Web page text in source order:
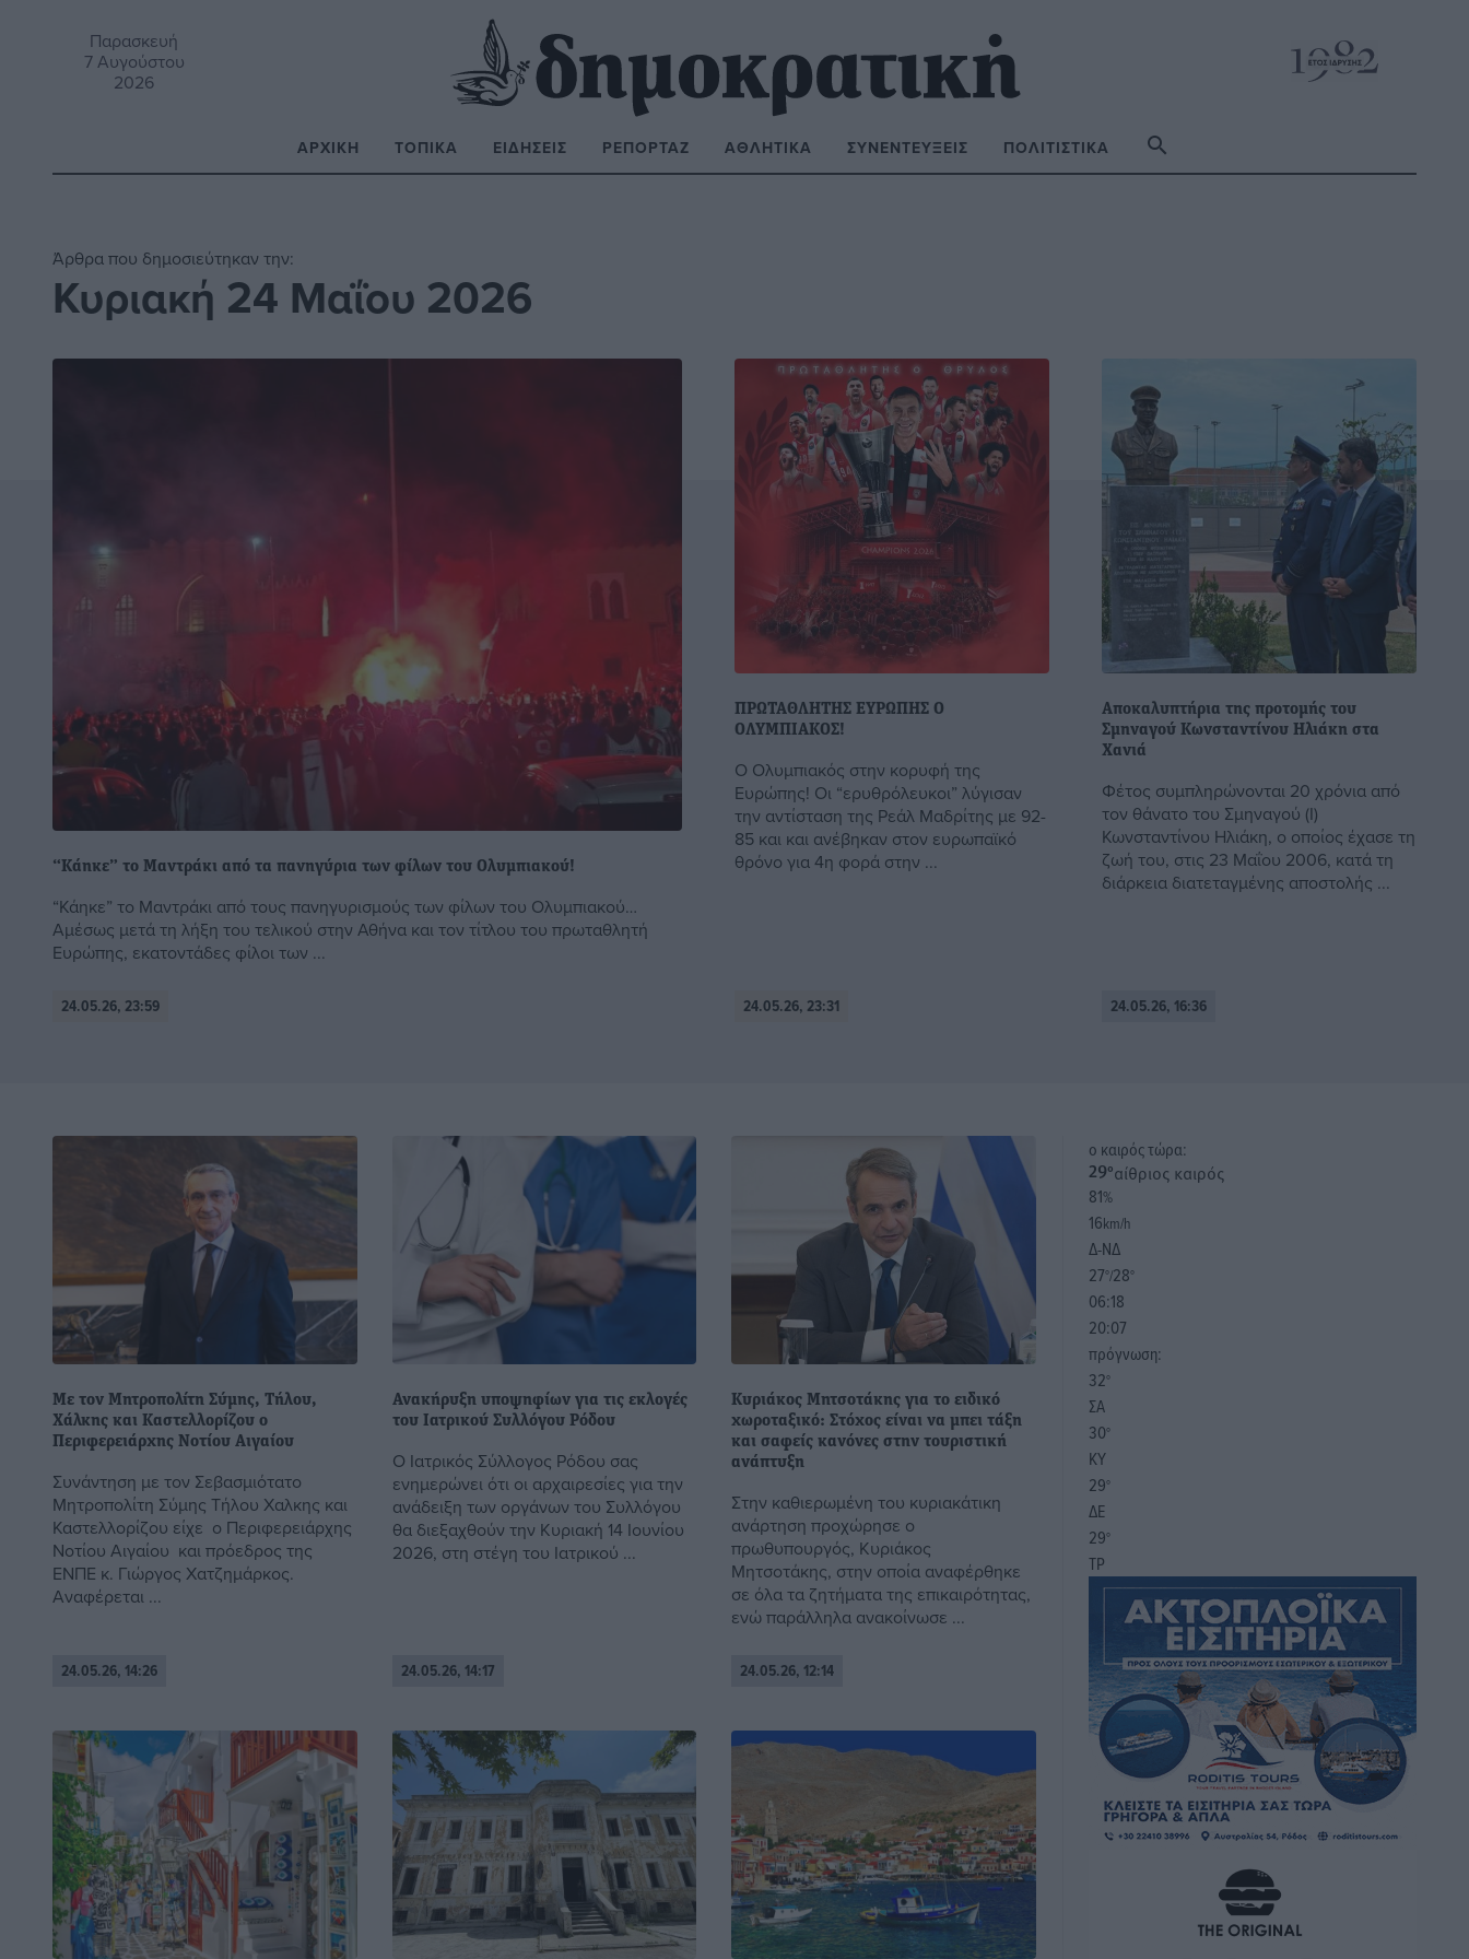
Παρασκευή
7 Αυγούστου
2026
ΑΡΧΙΚΉ ΤΟΠΙΚΆ ΕΙΔΉΣΕΙΣ ΡΕΠΟΡΤΆΖ ΑΘΛΗΤΙΚΆ ΣΥΝΕΝΤΕΎΞΕΙΣ ΠΟΛΙΤΙΣΤΙΚΆ
Άρθρα που δημοσιεύτηκαν την:
Κυριακή 24 Μαΐου 2026
“Κάηκε” το Μαντράκι από τα πανηγύρια των φίλων του Ολυμπιακού!
“Κάηκε” το Μαντράκι από τους πανηγυρισμούς των φίλων του Ολυμπιακού…
Αμέσως μετά τη λήξη του τελικού στην Αθήνα και τον τίτλου του πρωταθλητή
Ευρώπης, εκατοντάδες φίλοι των ...
24.05.26, 23:59
ΠΡΩΤΑΘΛΗΤΗΣ ΕΥΡΩΠΗΣ Ο
ΟΛΥΜΠΙΑΚΟΣ!
Ο Ολυμπιακός στην κορυφή της
Ευρώπης! Οι “ερυθρόλευκοι” λύγισαν
την αντίσταση της Ρεάλ Μαδρίτης με 92-
85 και και ανέβηκαν στον ευρωπαϊκό
θρόνο για 4η φορά στην ...
24.05.26, 23:31
Αποκαλυπτήρια της προτομής του
Σμηναγού Κωνσταντίνου Ηλιάκη στα
Χανιά
Φέτος συμπληρώνονται 20 χρόνια από
τον θάνατο του Σμηναγού (Ι)
Κωνσταντίνου Ηλιάκη, ο οποίος έχασε τη
ζωή του, στις 23 Μαΐου 2006, κατά τη
διάρκεια διατεταγμένης αποστολής ...
24.05.26, 16:36
Με τον Μητροπολίτη Σύμης, Τήλου,
Χάλκης και Καστελλορίζου ο
Περιφερειάρχης Νοτίου Αιγαίου
Συνάντηση με τον Σεβασμιότατο
Μητροπολίτη Σύμης Τήλου Χαλκης και
Καστελλορίζου είχε ο Περιφερειάρχης
Νοτίου Αιγαίου και πρόεδρος της
ΕΝΠΕ κ. Γιώργος Χατζημάρκος.
Αναφέρεται ...
24.05.26, 14:26
Ανακήρυξη υποψηφίων για τις εκλογές
του Ιατρικού Συλλόγου Ρόδου
Ο Ιατρικός Σύλλογος Ρόδου σας
ενημερώνει ότι οι αρχαιρεσίες για την
ανάδειξη των οργάνων του Συλλόγου
θα διεξαχθούν την Κυριακή 14 Ιουνίου
2026, στη στέγη του Ιατρικού ...
24.05.26, 14:17
Κυριάκος Μητσοτάκης για το ειδικό
χωροταξικό: Στόχος είναι να μπει τάξη
και σαφείς κανόνες στην τουριστική
ανάπτυξη
Στην καθιερωμένη του κυριακάτικη
ανάρτηση προχώρησε ο
πρωθυπουργός, Κυριάκος
Μητσοτάκης, στην οποία αναφέρθηκε
σε όλα τα ζητήματα της επικαιρότητας,
ενώ παράλληλα ανακοίνωσε ...
24.05.26, 12:14
o καιρός τώρα:
29°αίθριος καιρός
81%
16km/h
Δ-ΝΔ
27°/28°
06:18
20:07
πρόγνωση:
32°
ΣΑ
30°
ΚΥ
29°
ΔΕ
29°
ΤΡ